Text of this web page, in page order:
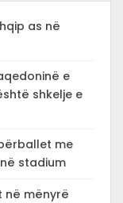
as në
e
shkelje e
me
stadium
në mënyrë